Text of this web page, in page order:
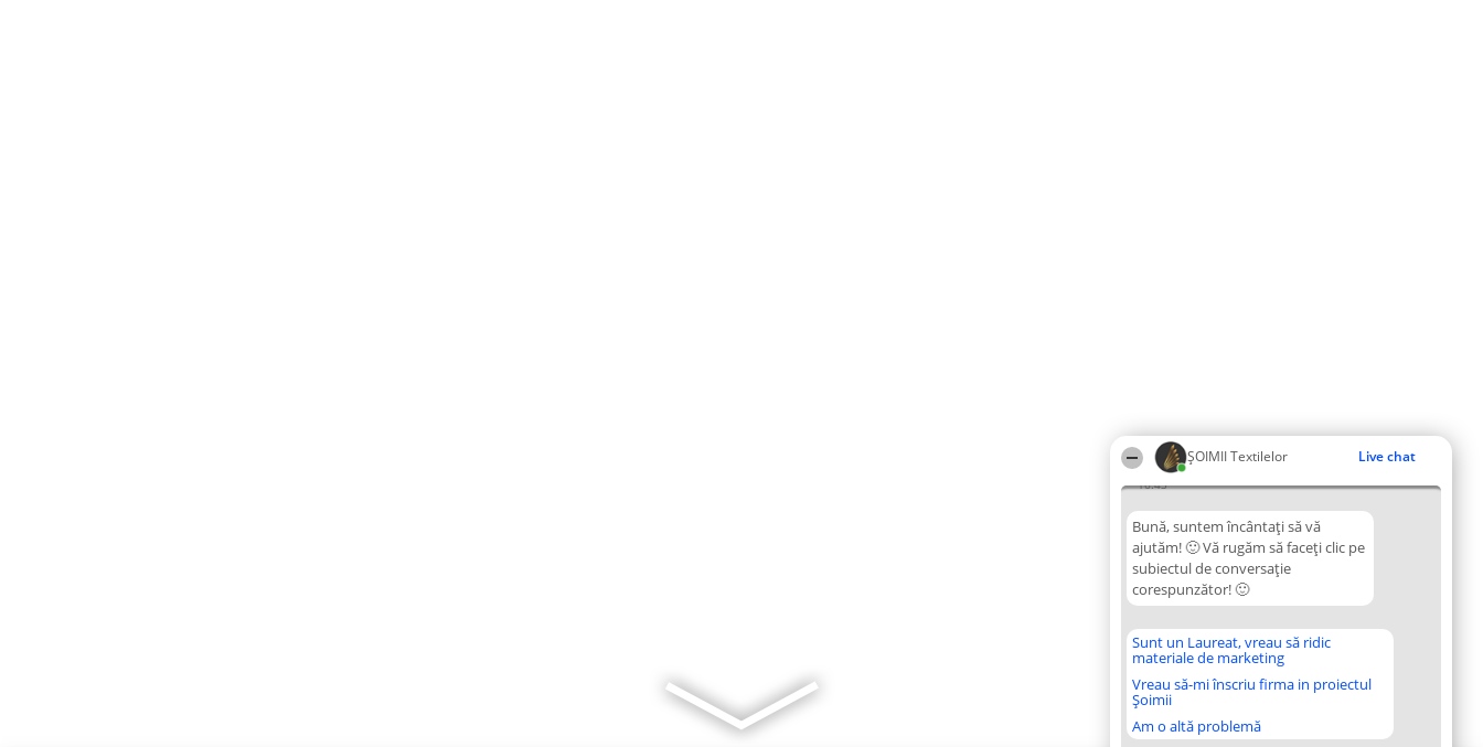
ȘOIMII Textilelor Live chat
16:43
Bună, suntem încântați să vă
ajutăm! 🙂 Vă rugăm să faceți clic pe
subiectul de conversație
corespunzător! 🙂
Sunt un Laureat, vreau să ridic
materiale de marketing
Vreau să-mi înscriu firma in proiectul
Șoimii
Am o altă problemă